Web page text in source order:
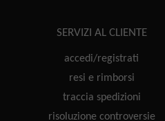
SERVIZI AL CLIENTE
accedi/registrati
resi e rimborsi
traccia spedizioni
risoluzione controversie